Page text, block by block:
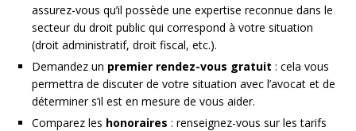
assurez-vous qu’il possède une expertise reconnue dans le
secteur du droit public qui correspond à votre situation
(droit administratif, droit fiscal, etc.).
Demandez un premier rendez-vous gratuit : cela vous
permettra de discuter de votre situation avec l’avocat et de
déterminer s’il est en mesure de vous aider.
Comparez les honoraires : renseignez-vous sur les tarifs